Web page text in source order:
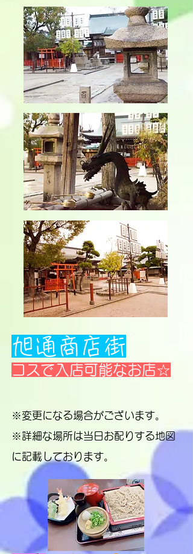
コスで入店可能なお店☆
旭通商店街
※変更になる場合がございます。
​※詳細な場所は当日お配りする地図
に記載しております。